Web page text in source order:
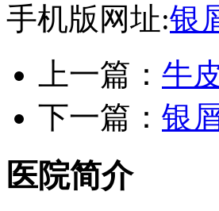
手机版网址:银
上一篇： 牛
下一篇： 银
医院简介